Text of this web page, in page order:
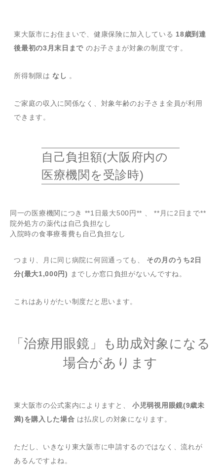
東大阪市にお住まいで、健康保険に加入している 18歳到達
後最初の3月末日まで のお子さまが対象の制度です。
所得制限は なし 。
ご家庭の収入に関係なく、対象年齢のお子さま全員が利用
できます。
自己負担額(大阪府内の
医療機関を受診時)
同一の医療機関につき **1日最大500円** 、 **月に2日まで**
院外処方の薬代は自己負担なし
入院時の食事療養費も自己負担なし
つまり、月に同じ病院に何回通っても、 その月のうち2日
分(最大1,000円)
までしか窓口負担がないんですね。
これはありがたい制度だと思います。
「治療用眼鏡」も助成対象になる
場合があります
東大阪市の公式案内によりますと、小児弱視用眼鏡(9歳未
満)を購入した場合 は払戻しの対象になります。
ただし、いきなり東大阪市に申請するのではなく、流れが
あるんですよね。